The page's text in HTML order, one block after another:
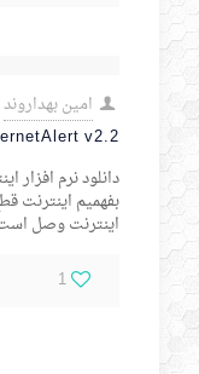
امین بهداروند
v2.2
بفهمیم
اینترنت وصل
1